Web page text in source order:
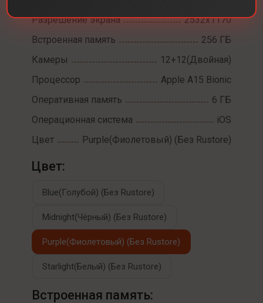
Разрешение экрана
2532x1170
Встроенная память
256 ГБ
Камеры
12+12(Двойная)
Процессор
Apple A15 Bionic
Оперативная память
6 ГБ
Операционная система
iOS
Цвет
Purple(Фиолетовый) (Без Rustore)
Цвет:
Blue(Голубой) (Без Rustore)
Midnight(Чёрный) (Без Rustore)
Purple(Фиолетовый) (Без Rustore)
Starlight(Белый) (Без Rustore)
Встроенная память: